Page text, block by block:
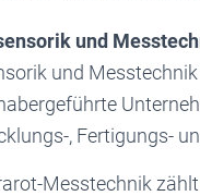
und
und
, Fertigungs-
Messtechnik